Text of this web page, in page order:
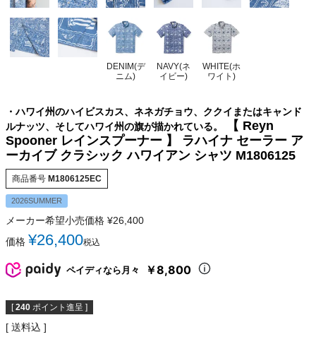
DENIM(デ
ニム)
NAVY(ネ
イビー)
WHITE(ホ
ワイト)
・ハワイ州のハイビスカス、ネネガチョウ、ククイまたはキャンド
ルナッツ、そしてハワイ州の旗が描かれている。
【 Reyn
Spooner レインスプーナー 】 ラハイナ セーラー ア
ーカイブ クラシック ハワイアン シャツ M1806125
商品番号 M1806125EC
2026SUMMER
メーカー希望小売価格 ¥26,400
価格 ¥26,400税込
ペイディなら月々 ￥8,800
[ 240 ポイント進呈 ]
送料込